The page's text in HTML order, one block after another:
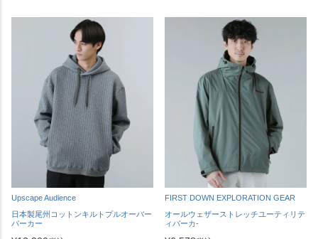
Upscape Audience
日本製尾州コットンキルトプルオーバー
パーカー
FIRST DOWN EXPLORATION GEAR
オールウェザーストレッチユーティリテ
ィパーカ-